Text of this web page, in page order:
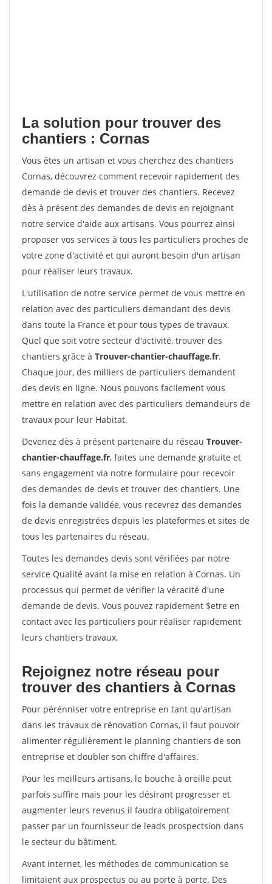
La solution pour trouver des
chantiers : Cornas
Vous êtes un artisan et vous cherchez des chantiers
Cornas, découvrez comment recevoir rapidement des
demande de devis et trouver des chantiers. Recevez
dès à présent des demandes de devis en rejoignant
notre service d'aide aux artisans. Vous pourrez ainsi
proposer vos services à tous les particuliers proches de
votre zone d'activité et qui auront besoin d'un artisan
pour réaliser leurs travaux.
L'utilisation de notre service permet de vous mettre en
relation avec des particuliers demandant des devis
dans toute la France et pour tous types de travaux.
Quel que soit votre secteur d'activité, trouver des
chantiers grâce à Trouver-chantier-chauffage.fr.
Chaque jour, des milliers de particuliers demandent
des devis en ligne. Nous pouvons facilement vous
mettre en relation avec des particuliers demandeurs de
travaux pour leur Habitat.
Devenez dès à présent partenaire du réseau Trouver-
chantier-chauffage.fr, faites une demande gratuite et
sans engagement via notre formulaire pour recevoir
des demandes de devis et trouver des chantiers. Une
fois la demande validée, vous recevrez des demandes
de devis enregistrées depuis les plateformes et sites de
tous les partenaires du réseau.
Toutes les demandes devis sont vérifiées par notre
service Qualité avant la mise en relation à Cornas. Un
processus qui permet de vérifier la véracité d'une
demande de devis. Vous pouvez rapidement $etre en
contact avec les particuliers pour réaliser rapidement
leurs chantiers travaux.
Rejoignez notre réseau pour
trouver des chantiers à Cornas
Pour pérénniser votre entreprise en tant qu'artisan
dans les travaux de rénovation Cornas, il faut pouvoir
alimenter régulièrement le planning chantiers de son
entreprise et doubler son chiffre d'affaires.
Pour les meilleurs artisans, le bouche à oreille peut
parfois suffire mais pour les désirant progresser et
augmenter leurs revenus il faudra obligatoirement
passer par un fournisseur de leads prospectsion dans
le secteur du bâtiment.
Avant internet, les méthodes de communication se
limitaient aux prospectus ou au porte à porte. Des